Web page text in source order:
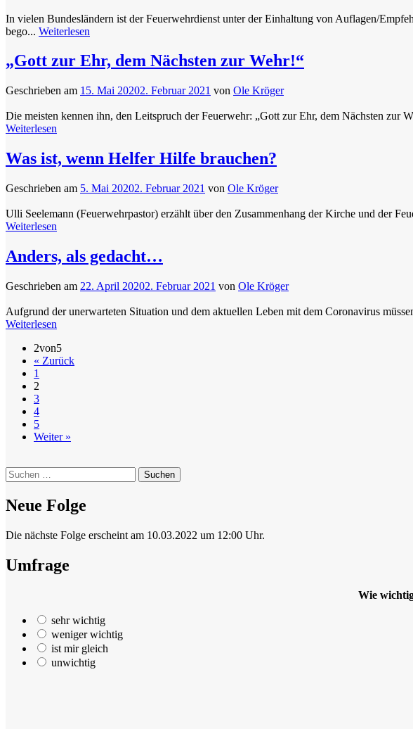
In vielen Bundesländern ist der Feuerwehrdienst unter der Einhaltung von Auflagen/
bego... Weiterlesen
„Gott zur Ehr, dem Nächsten zur Wehr!“
Geschrieben am 15. Mai 20202. Februar 2021 von Ole Kröger
Die meisten kennen ihn, den Leitspruch der Feuerwehr: „Gott zur Ehr, dem Nächsten zur
Weiterlesen
Was ist, wenn Helfer Hilfe brauchen?
Geschrieben am 5. Mai 20202. Februar 2021 von Ole Kröger
Ulli Seelemann (Feuerwehrpastor) erzählt über den Zusammenhang der Kirche und der
Weiterlesen
Anders, als gedacht…
Geschrieben am 22. April 20202. Februar 2021 von Ole Kröger
Aufgrund der unerwarteten Situation und dem aktuellen Leben mit dem Coronavirus
Weiterlesen
2von5
« Zurück
1
2
3
4
5
Weiter »
Suchen
nach:
Neue Folge
Die nächste Folge erscheint am 10.03.2022 um 12:00 Uhr.
Umfrage
Wie
sehr wichtig
weniger wichtig
ist mir gleich
unwichtig